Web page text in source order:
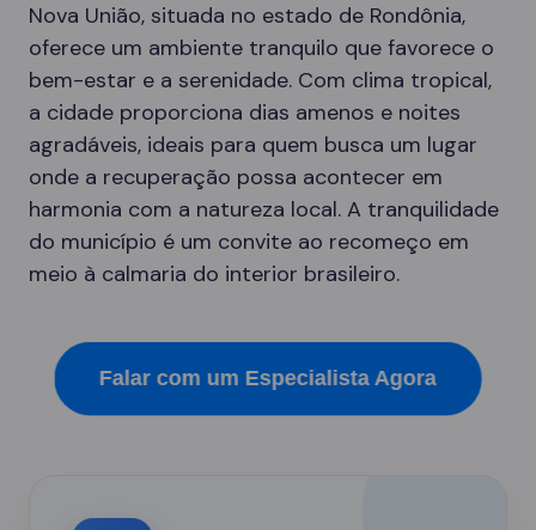
Nova União, situada no estado de Rondônia,
oferece um ambiente tranquilo que favorece o
bem-estar e a serenidade. Com clima tropical,
a cidade proporciona dias amenos e noites
agradáveis, ideais para quem busca um lugar
onde a recuperação possa acontecer em
harmonia com a natureza local. A tranquilidade
do município é um convite ao recomeço em
meio à calmaria do interior brasileiro.
Falar com um Especialista Agora